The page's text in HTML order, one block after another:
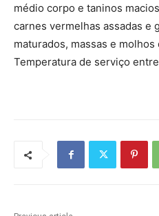
médio corpo e taninos
carnes vermelhas assadas e
maturados, massas e
Temperatura de serviço entre